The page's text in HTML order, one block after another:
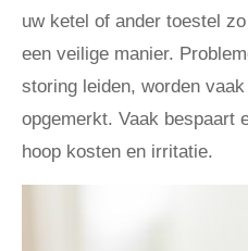
uw ketel of ander toestel
een veilige manier.
storing leiden, worden
opgemerkt. Vaak bespaart
hoop kosten en irritatie.